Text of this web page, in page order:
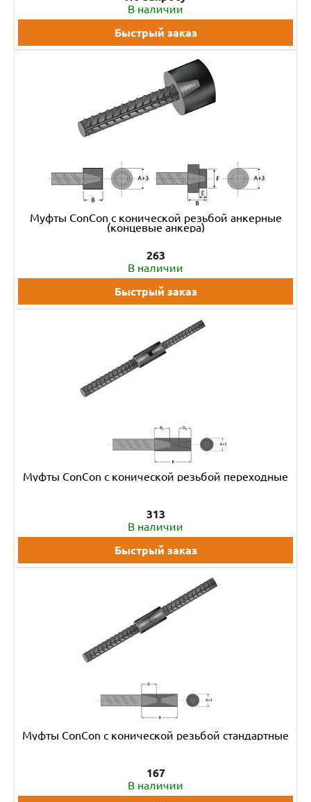
В наличии
Быстрый заказ
Муфты ConCon с конической резьбой анкерные
(концевые анкера)
263
В наличии
Быстрый заказ
Муфты ConCon с конической резьбой переходные
313
В наличии
Быстрый заказ
Муфты ConCon с конической резьбой стандартные
167
В наличии